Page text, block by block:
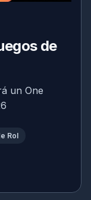
de
un One
Rol